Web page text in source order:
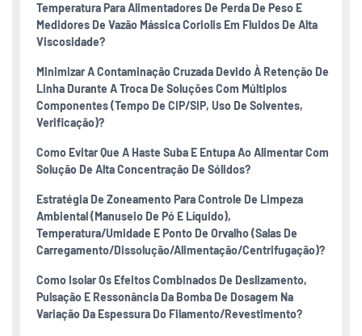
Temperatura Para Alimentadores De Perda De Peso E
Medidores De Vazão Mássica Coriolis Em Fluidos De Alta
Viscosidade?
Minimizar A Contaminação Cruzada Devido À Retenção De
Linha Durante A Troca De Soluções Com Múltiplos
Componentes (tempo De CIP/SIP, Uso De Solventes,
Verificação)?
Como Evitar Que A Haste Suba E Entupa Ao Alimentar Com
Solução De Alta Concentração De Sólidos?
Estratégia De Zoneamento Para Controle De Limpeza
Ambiental (manuseio De Pó E Líquido),
Temperatura/umidade E Ponto De Orvalho (salas De
Carregamento/dissolução/alimentação/centrifugação)?
Como Isolar Os Efeitos Combinados De Deslizamento,
Pulsação E Ressonância Da Bomba De Dosagem Na
Variação Da Espessura Do Filamento/revestimento?